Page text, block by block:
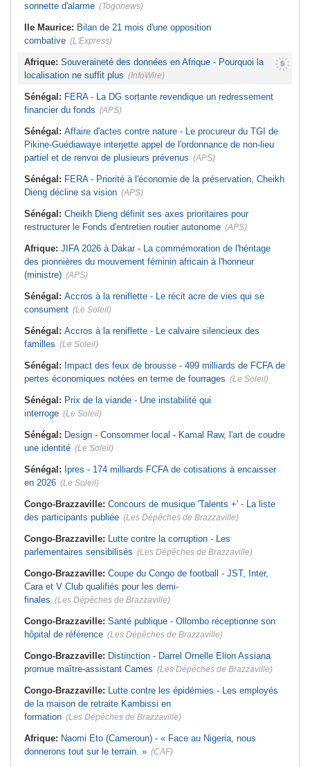
sonnette d'alarme (Togonews)
Ile Maurice: Bilan de 21 mois d'une opposition
combative (L'Express)
Afrique: Souveraineté des données en Afrique - Pourquoi la
localisation ne suffit plus (InfoWire)
Sénégal: FERA - La DG sortante revendique un redressement
financier du fonds (APS)
Sénégal: Affaire d'actes contre nature - Le procureur du TGI de
Pikine-Guédiawaye interjette appel de l'ordonnance de non-lieu
partiel et de renvoi de plusieurs prévenus (APS)
Sénégal: FERA - Priorité à l'économie de la préservation, Cheikh
Dieng décline sa vision (APS)
Sénégal: Cheikh Dieng définit ses axes prioritaires pour
restructurer le Fonds d'entretien routier autonome (APS)
Afrique: JIFA 2026 à Dakar - La commémoration de l'héritage
des pionnières du mouvement féminin africain à l'honneur
(ministre) (APS)
Sénégal: Accros à la reniflette - Le récit acre de vies qui se
consument (Le Soleil)
Sénégal: Accros à la reniflette - Le calvaire silencieux des
familles (Le Soleil)
Sénégal: Impact des feux de brousse - 499 milliards de FCFA de
pertes économiques notées en terme de fourrages (Le Soleil)
Sénégal: Prix de la viande - Une instabilité qui
interroge (Le Soleil)
Sénégal: Design - Consommer local - Kamal Raw, l'art de coudre
une identité (Le Soleil)
Sénégal: Ipres - 174 milliards FCFA de cotisations à encaisser
en 2026 (Le Soleil)
Congo-Brazzaville: Concours de musique 'Talents +' - La liste
des participants publiée (Les Dépêches de Brazzaville)
Congo-Brazzaville: Lutte contre la corruption - Les
parlementaires sensibilisés (Les Dépêches de Brazzaville)
Congo-Brazzaville: Coupe du Congo de football - JST, Inter,
Cara et V Club qualifiés pour les demi-
finales (Les Dépêches de Brazzaville)
Congo-Brazzaville: Santé publique - Ollombo réceptionne son
hôpital de référence (Les Dépêches de Brazzaville)
Congo-Brazzaville: Distinction - Darrel Ornelle Elion Assiana
promue maître-assistant Cames (Les Dépêches de Brazzaville)
Congo-Brazzaville: Lutte contre les épidémies - Les employés
de la maison de retraite Kambissi en
formation (Les Dépêches de Brazzaville)
Afrique: Naomi Eto (Cameroun) - « Face au Nigeria, nous
donnerons tout sur le terrain. » (CAF)